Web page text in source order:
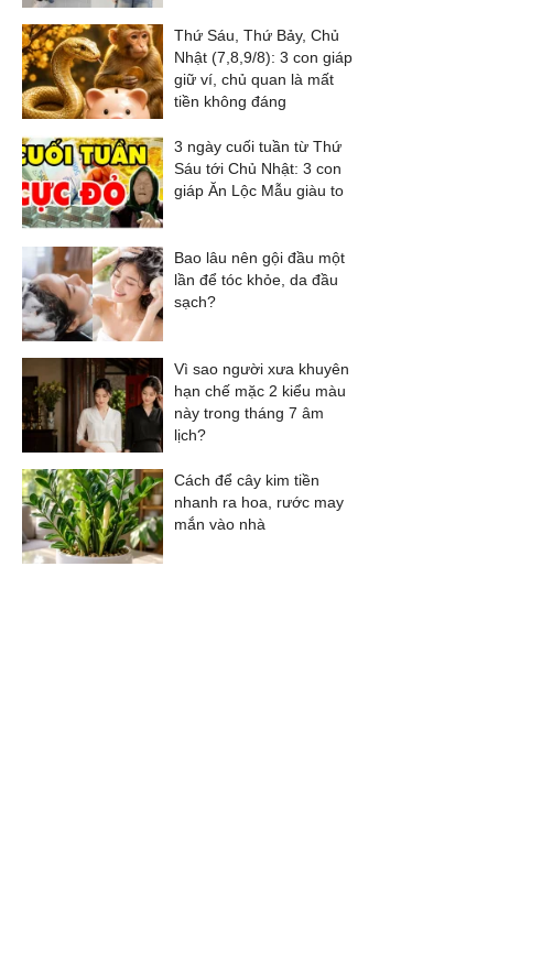
Thứ Sáu, Thứ Bảy, Chủ
Nhật (7,8,9/8): 3 con giáp
giữ ví, chủ quan là mất
tiền không đáng
3 ngày cuối tuần từ Thứ
Sáu tới Chủ Nhật: 3 con
giáp Ăn Lộc Mẫu giàu to
Bao lâu nên gội đầu một
lần để tóc khỏe, da đầu
sạch?
Vì sao người xưa khuyên
hạn chế mặc 2 kiểu màu
này trong tháng 7 âm
lịch?
Cách để cây kim tiền
nhanh ra hoa, rước may
mắn vào nhà